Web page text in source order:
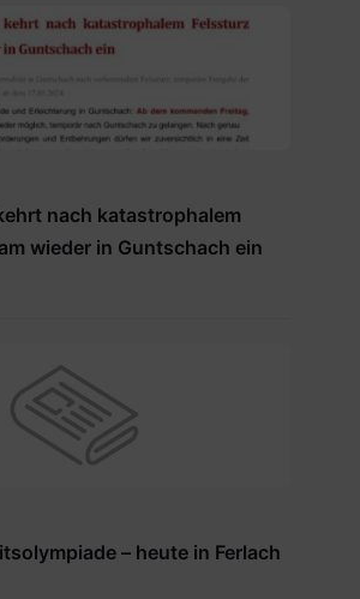
nach katastrophalem
wieder in Guntschach ein
– heute in Ferlach